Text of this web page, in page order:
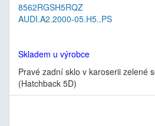
8562RGSH5RQZ
AUDI.A2.2000-05.H5..PS
Skladem u výrobce
Pravé zadní sklo v karoserii zelené
(Hatchback 5D)